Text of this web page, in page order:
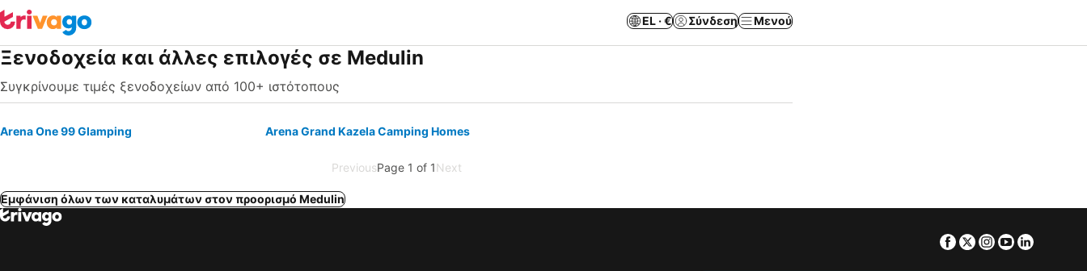
EL · € Σύνδεση Μενού
Ξενοδοχεία και άλλες επιλογές σε Medulin
Συγκρίνουμε τιμές ξενοδοχείων από 100+ ιστότοπους
Arena One 99 Glamping Arena Grand Kazela Camping Homes
PreviousPage 1 of 1Next
Εμφάνιση όλων των καταλυμάτων στον προορισμό Medulin
Facebook
TwitterInstagram
Youtube